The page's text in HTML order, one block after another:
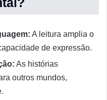
A leitura amplia o
de expressão.
As histórias
outros mundos,